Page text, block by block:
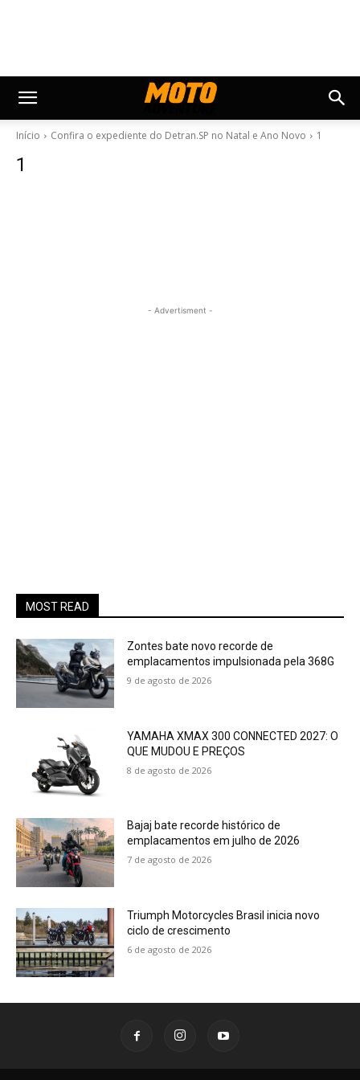
Início Confira o expediente do Detran.SP no Natal e Ano Novo 1
1
- Advertisment -
MOST READ
Zontes bate novo recorde de
emplacamentos impulsionada pela 368G
9 de agosto de 2026
YAMAHA XMAX 300 CONNECTED 2027: O
QUE MUDOU E PREÇOS
8 de agosto de 2026
Bajaj bate recorde histórico de
emplacamentos em julho de 2026
7 de agosto de 2026
Triumph Motorcycles Brasil inicia novo
ciclo de crescimento
6 de agosto de 2026